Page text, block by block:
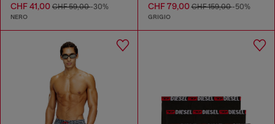
CHF 41,00 CHF 59,00-30%
NERO
CHF 79,00CHF 159,00-50%
GRIGIO